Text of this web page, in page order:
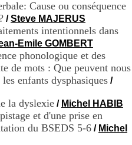
Cause ou conséquence
/Steve MAJERUS
intentionnels dans
Emile GOMBERT
phonologique et des
de mots : Que peuvent nous
enfants dysphasiques /
la dyslexie / Michel HABIB
et d'une prise en
du BSEDS 5-6 / Michel